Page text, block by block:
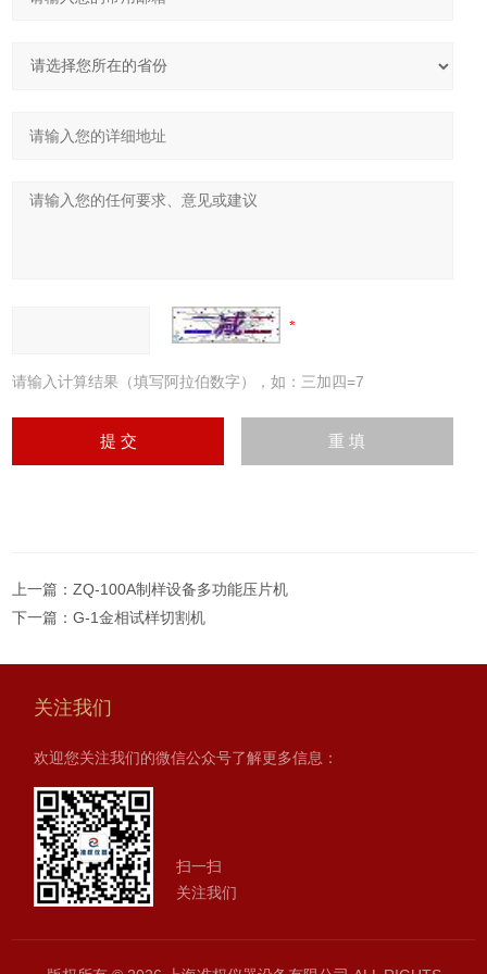
请输入计算结果（填写阿拉伯数字），如：三加四=7
上一篇：ZQ-100A制样设备多功能压片机
下一篇：G-1金相试样切割机
关注我们
欢迎您关注我们的微信公众号了解更多信息：
扫一扫
关注我们